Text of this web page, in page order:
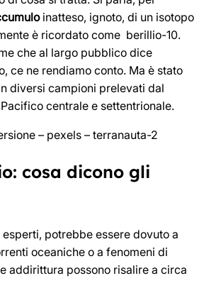
inatteso, ignoto, di un isotopo
è ricordato come berillio-10.
che al largo pubblico dice
ce ne rendiamo conto. Ma è stato
diversi campioni prelevati dal
centrale e settentrionale.
– pexels – terranauta-2
cosa dicono gli
potrebbe essere dovuto a
oceaniche o a fenomeni di
addirittura possono risalire a circa